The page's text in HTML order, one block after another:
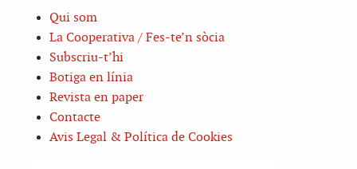
Qui som
La Cooperativa / Fes-te’n sòcia
Subscriu-t’hi
Botiga en línia
Revista en paper
Contacte
Avis Legal & Política de Cookies